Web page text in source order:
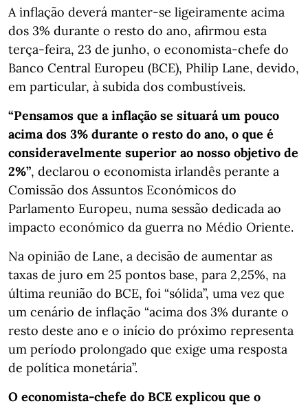
A inflação deverá manter-se ligeiramente acima
dos 3% durante o resto do ano, afirmou esta
terça-feira, 23 de junho, o economista-chefe do
Banco Central Europeu (BCE), Philip Lane, devido,
em particular, à subida dos combustíveis.
“Pensamos que a inflação se situará um pouco
acima dos 3% durante o resto do ano, o que é
consideravelmente superior ao nosso objetivo de
2%”, declarou o economista irlandês perante a
Comissão dos Assuntos Económicos do
Parlamento Europeu, numa sessão dedicada ao
impacto económico da guerra no Médio Oriente.
Na opinião de Lane, a decisão de aumentar as
taxas de juro em 25 pontos base, para 2,25%, na
última reunião do BCE, foi “sólida”, uma vez que
um cenário de inflação “acima dos 3% durante o
resto deste ano e o início do próximo representa
um período prolongado que exige uma resposta
de política monetária”.
O economista-chefe do BCE explicou que o